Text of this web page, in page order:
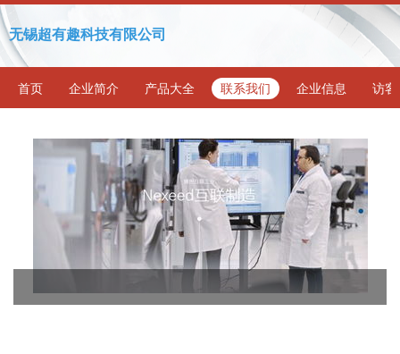
无锡超有趣科技有限公司
首页 企业简介 产品大全 联系我们 企业信息 访客